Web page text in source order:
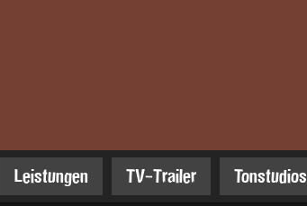
Leistungen TV-Trailer Tonstudios